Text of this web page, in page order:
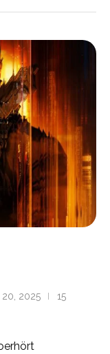
2025
15